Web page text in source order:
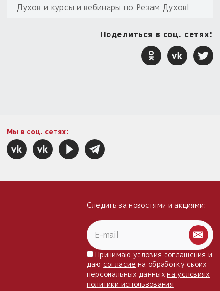
Духов и курсы и вебинары по Резам Духов!
Поделиться в соц. сетях:
Мы в соц. сетях:
Следить за новостями и акциями:
Принимаю условия соглашения и
даю согласие на обработку своих
персональных данныхна условиях
политики использования